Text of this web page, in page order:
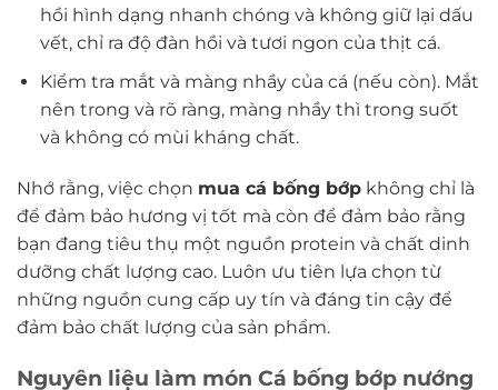
hồi hình dạng nhanh chóng và không giữ lại dấu
vết, chỉ ra độ đàn hồi và tươi ngon của thịt cá.
Kiểm tra mắt và màng nhầy của cá (nếu còn). Mắt
nên trong và rõ ràng, màng nhầy thì trong suốt
và không có mùi kháng chất.
Nhớ rằng, việc chọn mua cá bống bớp không chỉ là
để đảm bảo hương vị tốt mà còn để đảm bảo rằng
bạn đang tiêu thụ một nguồn protein và chất dinh
dưỡng chất lượng cao. Luôn ưu tiên lựa chọn từ
những nguồn cung cấp uy tín và đáng tin cậy để
đảm bảo chất lượng của sản phẩm.
Nguyên liệu làm món Cá bống bớp nướng